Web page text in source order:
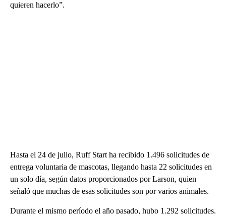
quieren hacerlo”.
Hasta el 24 de julio, Ruff Start ha recibido 1.496 solicitudes de
entrega voluntaria de mascotas, llegando hasta 22 solicitudes en
un solo día, según datos proporcionados por Larson, quien
señaló que muchas de esas solicitudes son por varios animales.
Durante el mismo período el año pasado, hubo 1.292 solicitudes.